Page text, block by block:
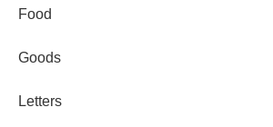
Food
Goods
Letters